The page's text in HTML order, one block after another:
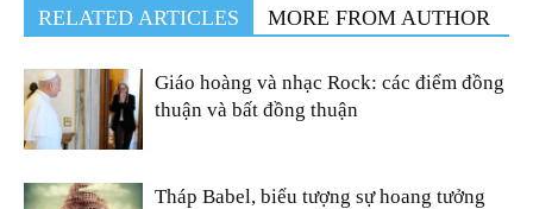
RELATED ARTICLES MORE FROM AUTHOR
Giáo hoàng và nhạc Rock: các điểm đồng
thuận và bất đồng thuận
Tháp Babel, biểu tượng sự hoang tưởng